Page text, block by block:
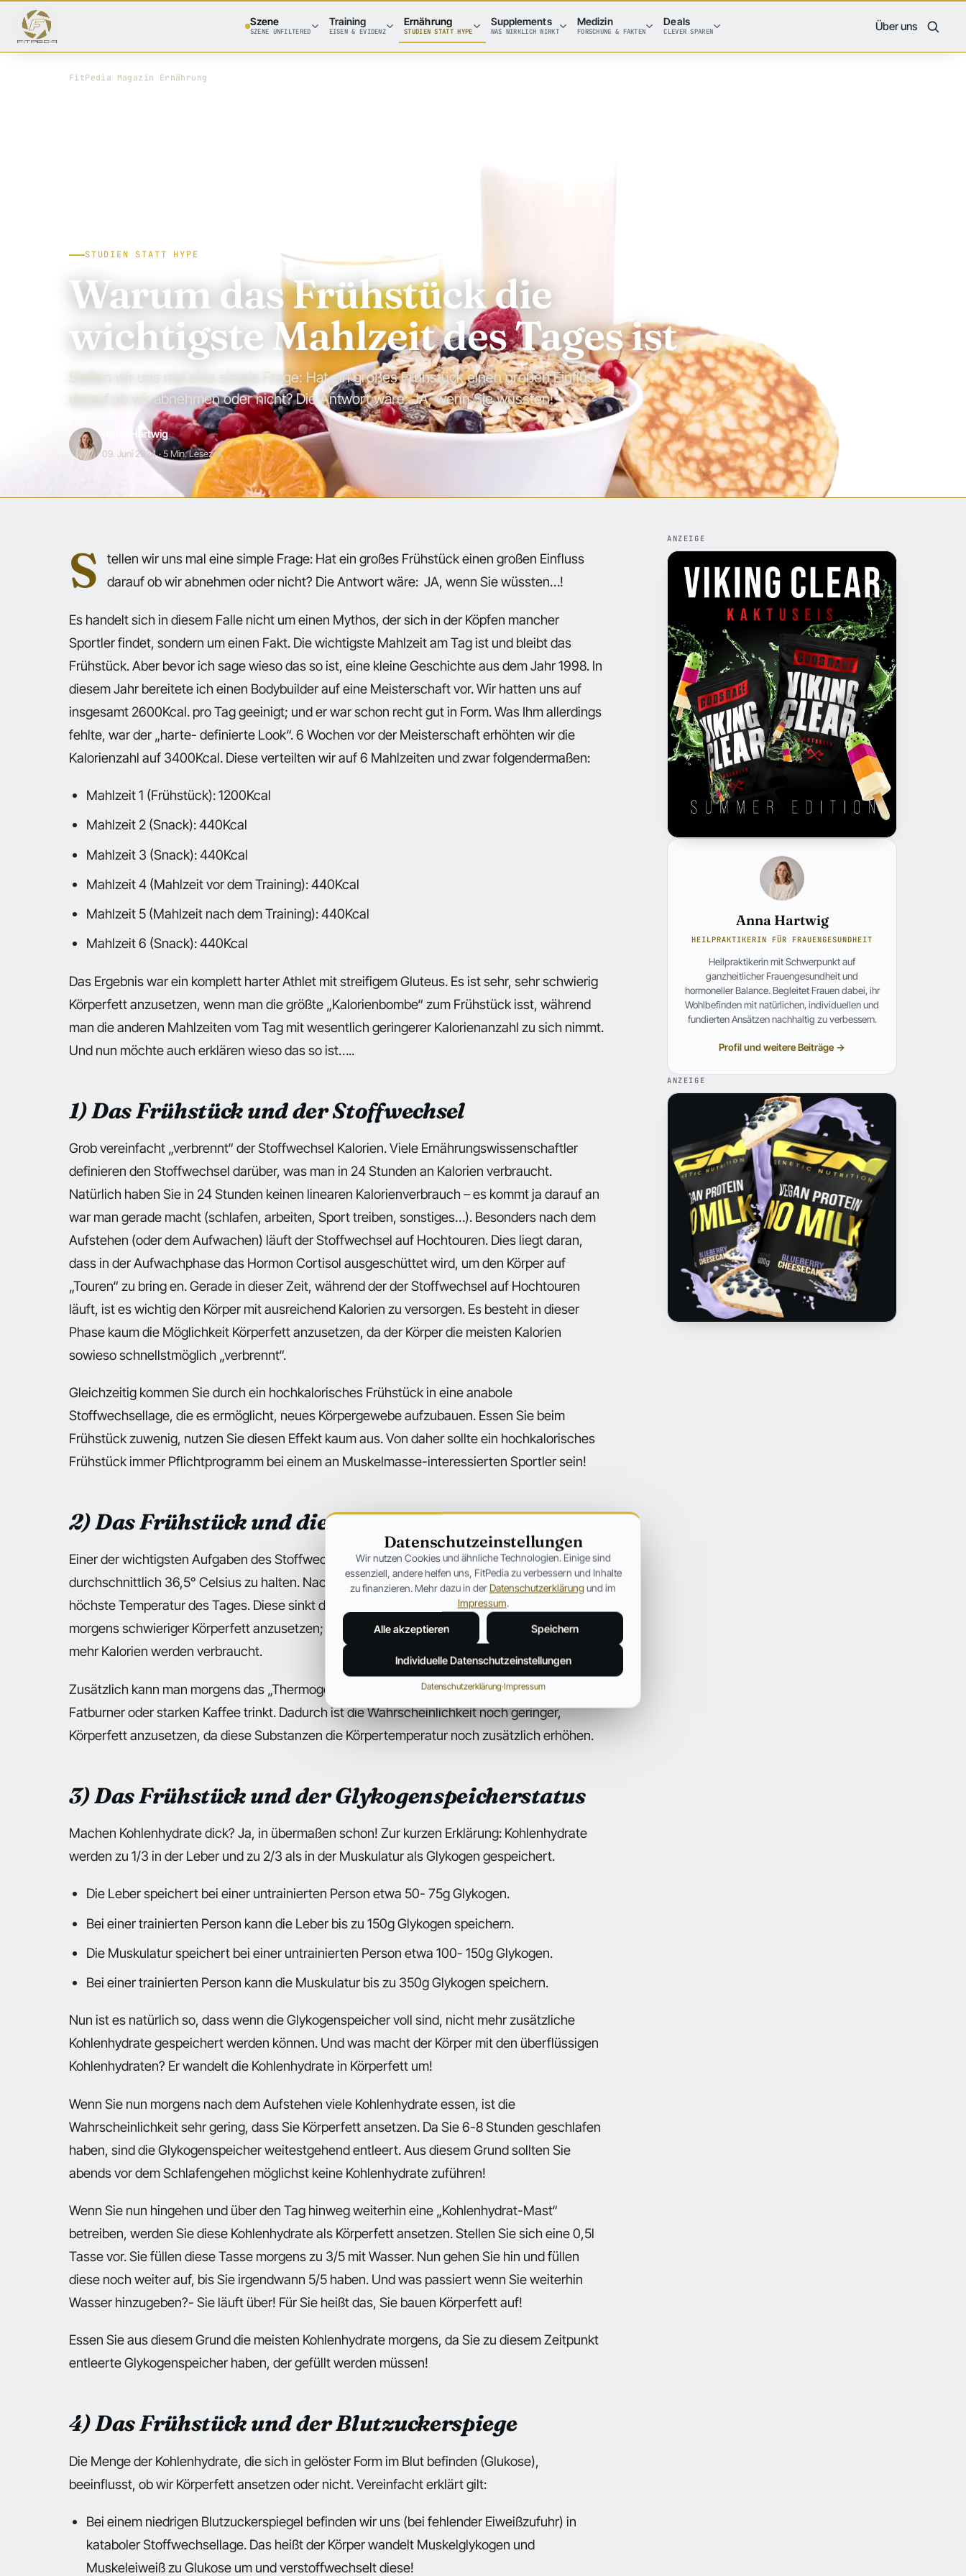
Szene
SZENE UNFILTERED
Training
EISEN & EVIDENZ
Ernährung
STUDIEN STATT HYPE
Supplements
WAS WIRKLICH WIRKT
Medizin
FORSCHUNG & FAKTEN
Deals
CLEVER SPAREN Über uns
FitPedia Magazin Ernährung
STUDIEN STATT HYPE
Warum das Frühstück die
wichtigste Mahlzeit des Tages ist
Stellen wir uns mal eine simple Frage: Hat ein großes Frühstück einen großen Einfluss
darauf ob wir abnehmen oder nicht? Die Antwort wäre: JA, wenn Sie wüssten!
Anna Hartwig
09. Juni 2024· 5 Min. Lesezeit
S
tellen wir uns mal eine simple Frage: Hat ein großes Frühstück einen großen Einfluss
darauf ob wir abnehmen oder nicht? Die Antwort wäre: JA, wenn Sie wüssten…!
Es handelt sich in diesem Falle nicht um einen Mythos, der sich in der Köpfen mancher
Sportler findet, sondern um einen Fakt. Die wichtigste Mahlzeit am Tag ist und bleibt das
Frühstück. Aber bevor ich sage wieso das so ist, eine kleine Geschichte aus dem Jahr 1998. In
diesem Jahr bereitete ich einen Bodybuilder auf eine Meisterschaft vor. Wir hatten uns auf
insgesamt 2600Kcal. pro Tag geeinigt; und er war schon recht gut in Form. Was Ihm allerdings
fehlte, war der „harte- definierte Look“. 6 Wochen vor der Meisterschaft erhöhten wir die
Kalorienzahl auf 3400Kcal. Diese verteilten wir auf 6 Mahlzeiten und zwar folgendermaßen:
Mahlzeit 1 (Frühstück): 1200Kcal
Mahlzeit 2 (Snack): 440Kcal
Mahlzeit 3 (Snack): 440Kcal
Mahlzeit 4 (Mahlzeit vor dem Training): 440Kcal
Mahlzeit 5 (Mahlzeit nach dem Training): 440Kcal
Mahlzeit 6 (Snack): 440Kcal
Das Ergebnis war ein komplett harter Athlet mit streifigem Gluteus. Es ist sehr, sehr schwierig
Körperfett anzusetzen, wenn man die größte „Kalorienbombe“ zum Frühstück isst, während
man die anderen Mahlzeiten vom Tag mit wesentlich geringerer Kalorienanzahl zu sich nimmt.
Und nun möchte auch erklären wieso das so ist…..
1) Das Frühstück und der Stoffwechsel
Grob vereinfacht „verbrennt“ der Stoffwechsel Kalorien. Viele Ernährungswissenschaftler
definieren den Stoffwechsel darüber, was man in 24 Stunden an Kalorien verbraucht.
Natürlich haben Sie in 24 Stunden keinen linearen Kalorienverbrauch – es kommt ja darauf an
war man gerade macht (schlafen, arbeiten, Sport treiben, sonstiges…). Besonders nach dem
Aufstehen (oder dem Aufwachen) läuft der Stoffwechsel auf Hochtouren. Dies liegt daran,
dass in der Aufwachphase das Hormon Cortisol ausgeschüttet wird, um den Körper auf
„Touren“ zu bring en. Gerade in dieser Zeit, während der der Stoffwechsel auf Hochtouren
läuft, ist es wichtig den Körper mit ausreichend Kalorien zu versorgen. Es besteht in dieser
Phase kaum die Möglichkeit Körperfett anzusetzen, da der Körper die meisten Kalorien
sowieso schnellstmöglich „verbrennt“.
Gleichzeitig kommen Sie durch ein hochkalorisches Frühstück in eine anabole
Stoffwechsellage, die es ermöglicht, neues Körpergewebe aufzubauen. Essen Sie beim
Frühstück zuwenig, nutzen Sie diesen Effekt kaum aus. Von daher sollte ein hochkalorisches
Frühstück immer Pflichtprogramm bei einem an Muskelmasse-interessierten Sportler sein!
2) Das Frühstück und die Thermogenese
Einer der wichtigsten Aufgaben des Stoffwechsels ist es, die Körpertemperatur auf
durchschnittlich 36,5° Celsius zu halten. Nach dem Aufstehen hat der Körper meist die
höchste Temperatur des Tages. Diese sinkt dann über den Tag ab! Aus diesem Grund ist es
morgens schwieriger Körperfett anzusetzen; denn je höher die Körpertemperatur ist, desto
mehr Kalorien werden verbraucht.
Zusätzlich kann man morgens das „Thermogenese- Fenster“ verstärken indem man einen
Fatburner oder starken Kaffee trinkt. Dadurch ist die Wahrscheinlichkeit noch geringer,
Körperfett anzusetzen, da diese Substanzen die Körpertemperatur noch zusätzlich erhöhen.
3) Das Frühstück und der Glykogenspeicherstatus
Machen Kohlenhydrate dick? Ja, in übermaßen schon! Zur kurzen Erklärung: Kohlenhydrate
werden zu 1/3 in der Leber und zu 2/3 als in der Muskulatur als Glykogen gespeichert.
Die Leber speichert bei einer untrainierten Person etwa 50- 75g Glykogen.
Bei einer trainierten Person kann die Leber bis zu 150g Glykogen speichern.
Die Muskulatur speichert bei einer untrainierten Person etwa 100- 150g Glykogen.
Bei einer trainierten Person kann die Muskulatur bis zu 350g Glykogen speichern.
Nun ist es natürlich so, dass wenn die Glykogenspeicher voll sind, nicht mehr zusätzliche
Kohlenhydrate gespeichert werden können. Und was macht der Körper mit den überflüssigen
Kohlenhydraten? Er wandelt die Kohlenhydrate in Körperfett um!
Wenn Sie nun morgens nach dem Aufstehen viele Kohlenhydrate essen, ist die
Wahrscheinlichkeit sehr gering, dass Sie Körperfett ansetzen. Da Sie 6-8 Stunden geschlafen
haben, sind die Glykogenspeicher weitestgehend entleert. Aus diesem Grund sollten Sie
abends vor dem Schlafengehen möglichst keine Kohlenhydrate zuführen!
Wenn Sie nun hingehen und über den Tag hinweg weiterhin eine „Kohlenhydrat-Mast“
betreiben, werden Sie diese Kohlenhydrate als Körperfett ansetzen. Stellen Sie sich eine 0,5l
Tasse vor. Sie füllen diese Tasse morgens zu 3/5 mit Wasser. Nun gehen Sie hin und füllen
diese noch weiter auf, bis Sie irgendwann 5/5 haben. Und was passiert wenn Sie weiterhin
Wasser hinzugeben?- Sie läuft über! Für Sie heißt das, Sie bauen Körperfett auf!
Essen Sie aus diesem Grund die meisten Kohlenhydrate morgens, da Sie zu diesem Zeitpunkt
entleerte Glykogenspeicher haben, der gefüllt werden müssen!
4) Das Frühstück und der Blutzuckerspiege
Die Menge der Kohlenhydrate, die sich in gelöster Form im Blut befinden (Glukose),
beeinflusst, ob wir Körperfett ansetzen oder nicht. Vereinfacht erklärt gilt:
Bei einem niedrigen Blutzuckerspiegel befinden wir uns (bei fehlender Eiweißzufuhr) in
kataboler Stoffwechsellage. Das heißt der Körper wandelt Muskelglykogen und
Muskeleiweiß zu Glukose um und verstoffwechselt diese!
ANZEIGE
Anna Hartwig
HEILPRAKTIKERIN FÜR FRAUENGESUNDHEIT
Heilpraktikerin mit Schwerpunkt auf
ganzheitlicher Frauengesundheit und
hormoneller Balance. Begleitet Frauen dabei, ihr
Wohlbefinden mit natürlichen, individuellen und
fundierten Ansätzen nachhaltig zu verbessern.
Profil und weitere Beiträge →
ANZEIGE
Datenschutzeinstellungen
Wir nutzen Cookies und ähnliche Technologien. Einige sind
essenziell, andere helfen uns, FitPedia zu verbessern und Inhalte
zu finanzieren. Mehr dazu in der Datenschutzerklärungund im
Impressum.
Alle akzeptieren Speichern
Individuelle Datenschutzeinstellungen
Datenschutzerklärung·Impressum